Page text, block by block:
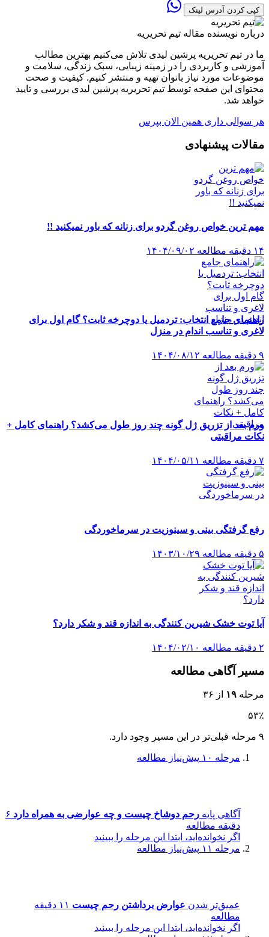
کپی کردن آدرس لینک
درباره نویسنده مقاله تیم تحریریه
ما در تیم تحریریه پرشین لیدی تلاش می‌کنیم بهترین مطالب
آموزشی و کاربردی را در زمینه زیبایی، سبک زندگی، سلامت و
موضوعات مورد نیاز بانوان تهیه و منتشر کنیم. کیفیت و صحت
محتوای این صفحه توسط تیم تحریریه پرشین لیدی بررسی و تایید
خواهد شد.
هر سوالی داری همین الان بپرس
مقالات پیشنهادی
مهم ترین خواص روغن گردو برای زنانه که باور نمیکنید !!
۱۴ دقیقه مطالعه ۱۴۰۴/۰۹/۰۲
راهنمای جامع انتخاب: تردمیل یا دوچرخه ثابت؟ گام اول برای
لاغری و تناسب اندام در منزل
۹ دقیقه مطالعه ۱۴۰۴/۰۸/۱۲
ورم بعد از تزریق ژل گونه چند روز طول می‌کشد؟ راهنمای کامل +
نکات مراقبتی
۷ دقیقه مطالعه ۱۴۰۴/۰۵/۱۱
رفع گرفتگی بینی و سینوزیت در سرماخوردگی
۵ دقیقه مطالعه ۱۴۰۳/۱۰/۲۹
آیا توت خشک شیرین کنندگی به اندازه قند و شکر دارد؟
۲ دقیقه مطالعه ۱۴۰۴/۰۲/۱۰
مسیر آگاهی مطالعه
مرحله ۱۹ از ۳۶
۵۳٪
۹ مرحله قبلی‌تر در این مسیر وجود دارد.
مرحله ۱۰ پیش‌نیاز مطالعه
آگاهی پایه رحم دوشاخ چیست و چه عوارضی به همراه دارد ۶
دقیقه مطالعه
اگر نخوانده‌اید، ابتدا این مرحله را ببینید
مرحله ۱۱
پیش‌نیاز مطالعه
عمیق‌تر شدن عوارض برداشتن رحم چیست
۱۱ دقیقه
مطالعه
اگر نخوانده‌اید، ابتدا این مرحله را ببینید